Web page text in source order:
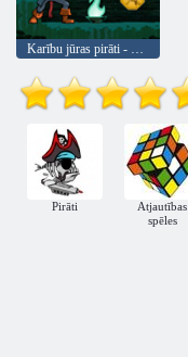
Karību jūras pirāti - dziļumā holandietis
Pirāti
Atjautības
spēles